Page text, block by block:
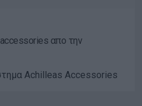
απο την
Achilleas Accessories